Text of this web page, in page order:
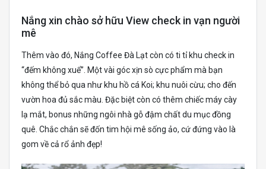
Nắng xin chào sở hữu View check in vạn người
mê
Thêm vào đó, Nắng Coffee Đà Lạt còn có ti tỉ khu check in
“đếm không xuể”. Một vài góc xịn sò cực phẩm mà bạn
không thể bỏ qua như khu hồ cá Koi; khu nuôi cừu; cho đến
vườn hoa đủ sắc màu. Đặc biệt còn có thêm chiếc máy cày
lạ mắt, bonus những ngôi nhà gỗ đậm chất du mục đồng
quê. Chắc chắn sẽ đốn tim hội mê sống ảo, cứ đứng vào là
gom về cả rổ ảnh đẹp!